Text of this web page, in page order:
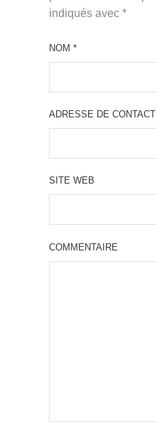
indiqués avec *
NOM *
ADRESSE DE CONTACT
SITE WEB
COMMENTAIRE